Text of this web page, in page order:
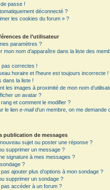
passe !
déconnecté ?
les cookies du forum » ?
de l’utilisateur
paramètres ?
mon nom d’apparaître dans la liste des
pas correctes !
horaire et l’heure est toujours incorrecte !
dans la liste !
les images à proximité de mon nom
un avatar ?
et comment le modifier ?
le lien e-maild’un membre, on me demande
publication de messages
sujet ou poster une réponse ?
supprimer un message ?
signature à mes messages ?
?
ajouter plus d’options à mon sondage ?
supprimer un sondage ?
accéder à un forum ?